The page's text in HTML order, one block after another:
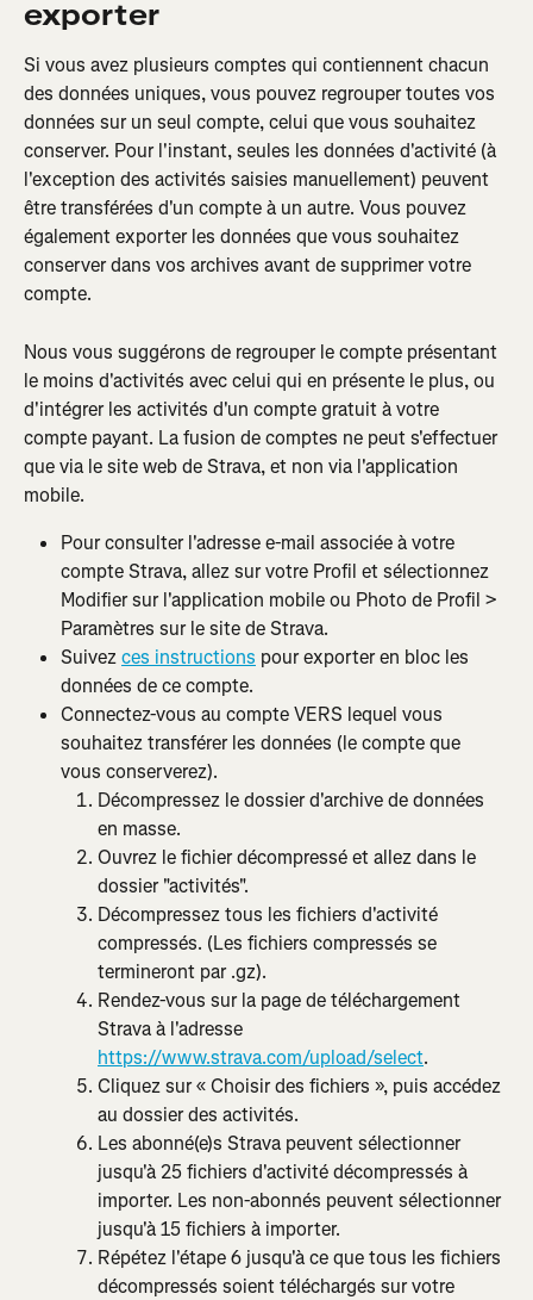
exporter
Si vous avez plusieurs comptes qui contiennent chacun
des données uniques, vous pouvez regrouper toutes vos
données sur un seul compte, celui que vous souhaitez
conserver. Pour l'instant, seules les données d'activité (à
l'exception des activités saisies manuellement) peuvent
être transférées d'un compte à un autre. Vous pouvez
également exporter les données que vous souhaitez
conserver dans vos archives avant de supprimer votre
compte.
Nous vous suggérons de regrouper le compte présentant
le moins d'activités avec celui qui en présente le plus, ou
d'intégrer les activités d'un compte gratuit à votre
compte payant. La fusion de comptes ne peut s'effectuer
que via le site web de Strava, et non via l'application
mobile.
Pour consulter l'adresse e-mail associée à votre
compte Strava, allez sur votre Profil et sélectionnez
Modifier sur l'application mobile ou Photo de Profil >
Paramètres sur le site de Strava.
Suivez ces instructions pour exporter en bloc les
données de ce compte.
Connectez-vous au compte VERS lequel vous
souhaitez transférer les données (le compte que
vous conserverez).
Décompressez le dossier d'archive de données
en masse.
Ouvrez le fichier décompressé et allez dans le
dossier "activités".
Décompressez tous les fichiers d'activité
compressés. (Les fichiers compressés se
termineront par .gz).
Rendez-vous sur la page de téléchargement
Strava à l'adresse
https://www.strava.com/upload/select.
Cliquez sur « Choisir des fichiers », puis accédez
au dossier des activités.
Les abonné(e)s Strava peuvent sélectionner
jusqu'à 25 fichiers d'activité décompressés à
importer. Les non-abonnés peuvent sélectionner
jusqu'à 15 fichiers à importer.
Répétez l'étape 6 jusqu'à ce que tous les fichiers
décompressés soient téléchargés sur votre